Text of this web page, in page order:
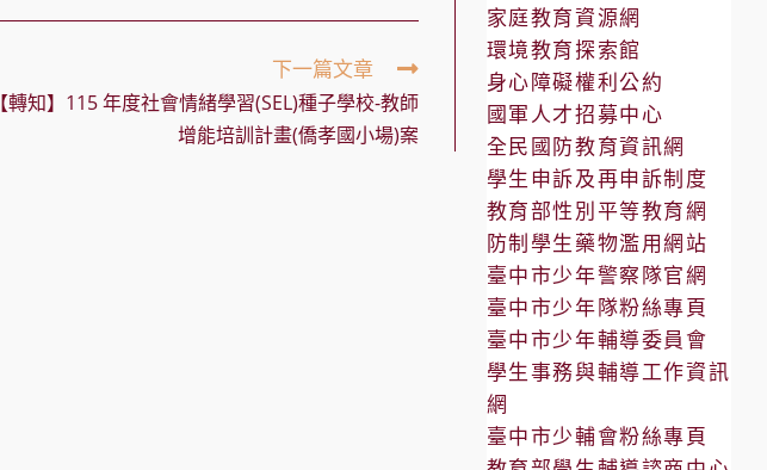
下一篇文章
【轉知】115 年度社會情緒學習(SEL)種子學校-教師
增能培訓計畫(僑孝國小場)案
家庭教育資源網
環境教育探索館
身心障礙權利公約
國軍人才招募中心
全民國防教育資訊網
學生申訴及再申訴制度
教育部性別平等教育網
防制學生藥物濫用網站
臺中市少年警察隊官網
臺中市少年隊粉絲專頁
臺中市少年輔導委員會
學生事務與輔導工作資訊
網
臺中市少輔會粉絲專頁